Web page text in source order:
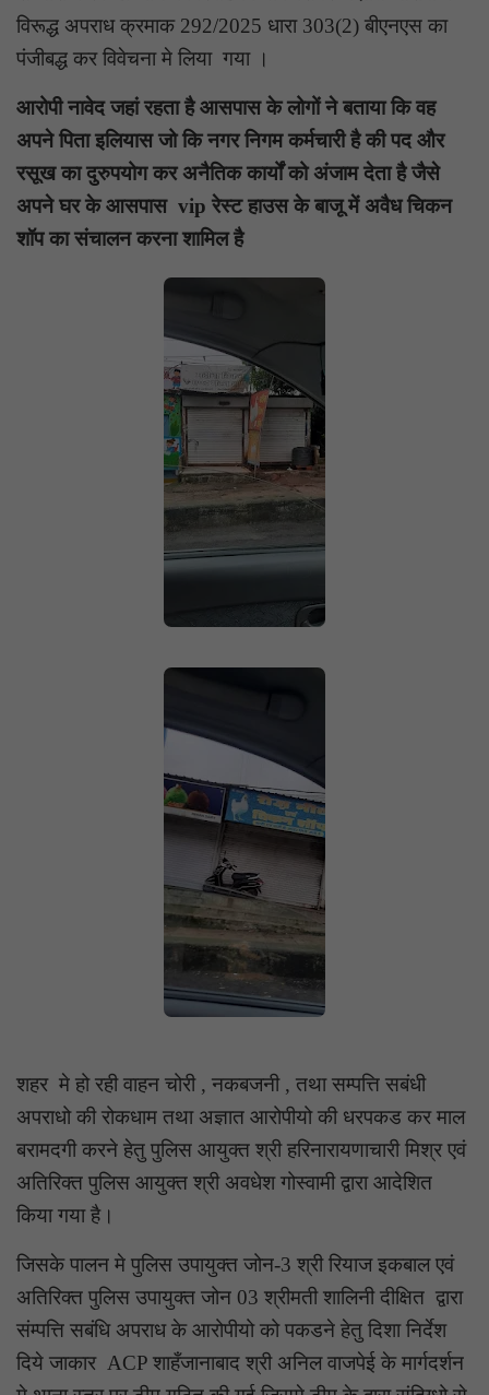
विरूद्ध अपराध क्रमाक 292/2025 धारा 303(2) बीएनएस का
पंजीबद्ध कर विवेचना मे लिया गया ।
आरोपी नावेद जहां रहता है आसपास के लोगों ने बताया कि वह
अपने पिता इलियास जो कि नगर निगम कर्मचारी है की पद और
रसूख का दुरुपयोग कर अनैतिक कार्यों को अंजाम देता है जैसे
अपने घर के आसपास vip रेस्ट हाउस के बाजू में अवैध चिकन
शॉप का संचालन करना शामिल है
शहर मे हो रही वाहन चोरी , नकबजनी , तथा सम्पत्ति सबंधी
अपराधो की रोकधाम तथा अज्ञात आरोपीयो की धरपकड कर माल
बरामदगी करने हेतु पुलिस आयुक्त श्री हरिनारायणाचारी मिश्र एवं
अतिरिक्त पुलिस आयुक्त श्री अवधेश गोस्वामी द्वारा आदेशित
किया गया है।
जिसके पालन मे पुलिस उपायुक्त जोन-3 श्री रियाज इकबाल एवं
अतिरिक्त पुलिस उपायुक्त जोन 03 श्रीमती शालिनी दीक्षित द्वारा
संम्पत्ति सबंधि अपराध के आरोपीयो को पकडने हेतु दिशा निर्देश
दिये जाकार ACP शाहँजानाबाद श्री अनिल वाजपेई के मार्गदर्शन